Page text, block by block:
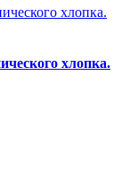
хлопка.